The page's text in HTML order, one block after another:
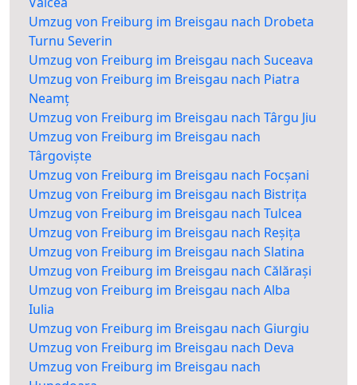
Umzug von Freiburg im Breisgau nach Drobeta
Turnu Severin
Umzug von Freiburg im Breisgau nach Suceava
Umzug von Freiburg im Breisgau nach Piatra
Neamț
Umzug von Freiburg im Breisgau nach Târgu Jiu
Umzug von Freiburg im Breisgau nach
Târgoviște
Umzug von Freiburg im Breisgau nach Focșani
Umzug von Freiburg im Breisgau nach Bistrița
Umzug von Freiburg im Breisgau nach Tulcea
Umzug von Freiburg im Breisgau nach Reșița
Umzug von Freiburg im Breisgau nach Slatina
Umzug von Freiburg im Breisgau nach Călărași
Umzug von Freiburg im Breisgau nach Alba
Iulia
Umzug von Freiburg im Breisgau nach Giurgiu
Umzug von Freiburg im Breisgau nach Deva
Umzug von Freiburg im Breisgau nach